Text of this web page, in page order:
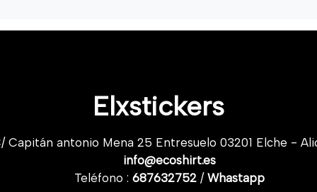
Elxstickers
Capitán antonio Mena 25 Entresuelo 03201 Elche -
info@ecoshirt.es
Teléfono : 687632752/ Whastapp